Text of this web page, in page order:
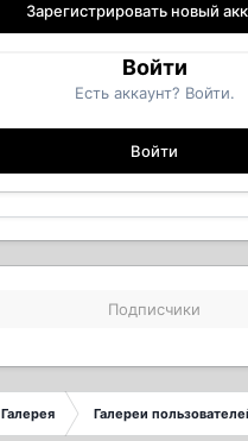
Зарегистрировать новый
Войти
Есть аккаунт? Войти.
Войти
Подписчики
Галерея Галереи